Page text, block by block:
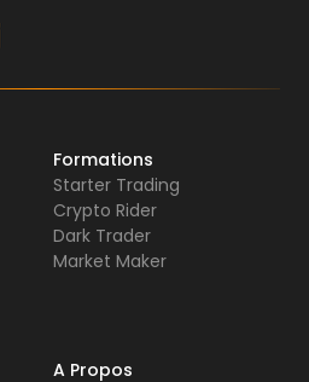
Formations
Starter Trading
Crypto Rider
Dark Trader
Market Maker
A Propos